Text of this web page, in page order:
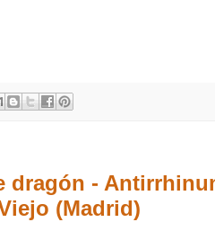
dragón -
(Madrid)